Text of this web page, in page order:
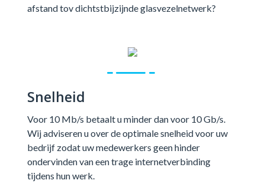
afstand tov dichtstbijzijnde glasvezelnetwerk?
Snelheid
Voor 10 Mb/s betaalt u minder dan voor 10 Gb/s.
Wij adviseren u over de optimale snelheid voor uw
bedrijf zodat uw medewerkers geen hinder
ondervinden van een trage internetverbinding
tijdens hun werk.